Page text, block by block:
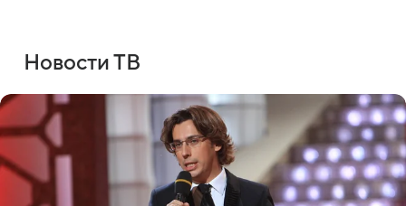
Новости ТВ